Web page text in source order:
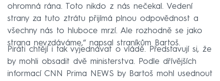
ohromná rána. Toto nikdo z nás nečekal. Vedení
strany za tuto ztrátu přijímá plnou odpovědnost a
všechny nás to hluboce mrzí. Ale rozhodně se jako
strana nevzdáváme,“ napsal straníkům Bartoš.
Piráti chtějí i tak vyjednávat o vládě. Představují si, že
by mohli obsadit dvě ministerstva. Podle dřívějších
informací CNN Prima NEWS by Bartoš mohl usednout